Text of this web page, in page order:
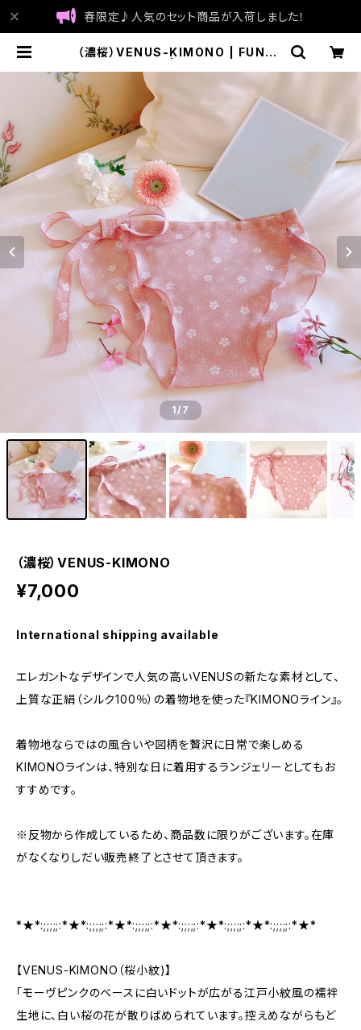
春限定♪人気のセット商品が入荷しました！
（濃桜）VENUS-KIMONO | FUNTY
1/7
（濃桜）VENUS-KIMONO
¥7,000
International shipping available
エレガントなデザインで人気の高いVENUSの新たな素材として、
上質な正絹（シルク100％）の着物地を使った『KIMONOライン』。
着物地ならではの風合いや図柄を贅沢に日常で楽しめる
KIMONOラインは、特別な日に着用するランジェリーとしてもお
すすめです。
※反物から作成しているため、商品数に限りがございます。在庫
がなくなりしだい販売終了とさせて頂きます。
*★*:;;;;;:*★*:;;;;;:*★*:;;;;;:*★*:;;;;;:*★*:;;;;;:*★*:;;;;;:*★*
【VENUS-KIMONO（桜小紋)】
「モーヴピンクのベースに白いドットが広がる江戸小紋風の襦袢
生地に、白い桜の花が散りばめられています。控えめながらもど